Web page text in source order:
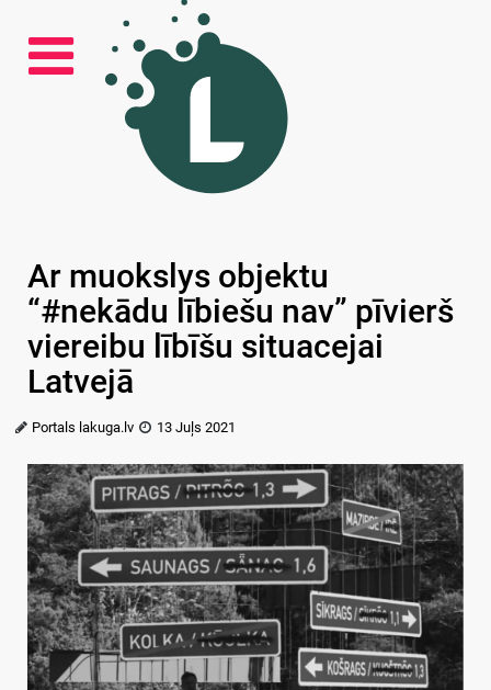
Ar muokslys objektu
“#nekādu lībiešu nav” pīvierš
viereibu lībīšu situacejai
Latvejā
Portals lakuga.lv 13 Juļs 2021